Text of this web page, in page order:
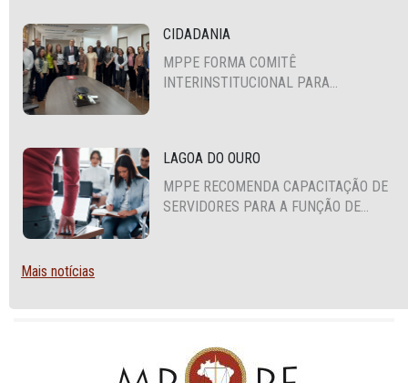
CIDADANIA
MPPE FORMA COMITÊ
INTERINSTITUCIONAL PARA
LAGOA DO OURO
MPPE RECOMENDA CAPACITAÇÃO DE
SERVIDORES PARA A FUNÇÃO DE
Mais notícias